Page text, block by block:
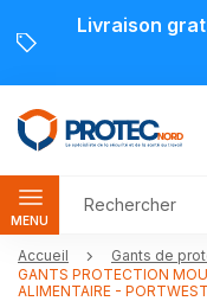
Livraison
MENU
Accueil
Gants de
GANTS PROTECTION
ALIMENTAIRE - PORTWEST